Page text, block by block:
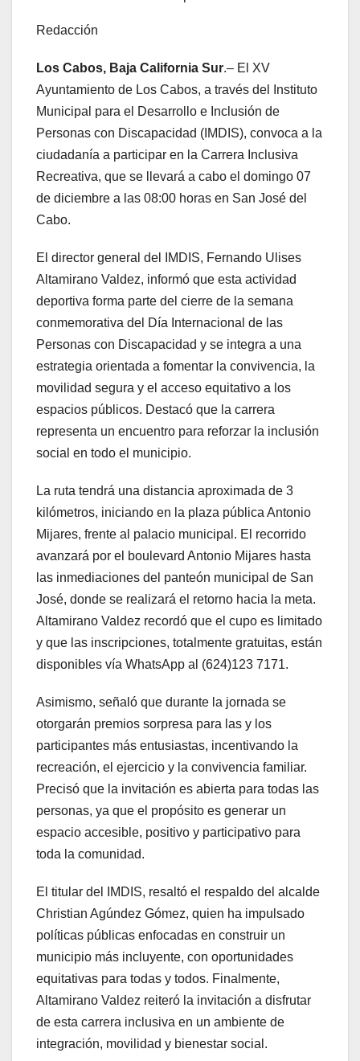
Redacción
Los Cabos, Baja California Sur.– El XV
Ayuntamiento de Los Cabos, a través del Instituto
Municipal para el Desarrollo e Inclusión de
Personas con Discapacidad (IMDIS), convoca a la
ciudadanía a participar en la Carrera Inclusiva
Recreativa, que se llevará a cabo el domingo 07
de diciembre a las 08:00 horas en San José del
Cabo.
El director general del IMDIS, Fernando Ulises
Altamirano Valdez, informó que esta actividad
deportiva forma parte del cierre de la semana
conmemorativa del Día Internacional de las
Personas con Discapacidad y se integra a una
estrategia orientada a fomentar la convivencia, la
movilidad segura y el acceso equitativo a los
espacios públicos. Destacó que la carrera
representa un encuentro para reforzar la inclusión
social en todo el municipio.
La ruta tendrá una distancia aproximada de 3
kilómetros, iniciando en la plaza pública Antonio
Mijares, frente al palacio municipal. El recorrido
avanzará por el boulevard Antonio Mijares hasta
las inmediaciones del panteón municipal de San
José, donde se realizará el retorno hacia la meta.
Altamirano Valdez recordó que el cupo es limitado
y que las inscripciones, totalmente gratuitas, están
disponibles vía WhatsApp al (624)123 7171.
Asimismo, señaló que durante la jornada se
otorgarán premios sorpresa para las y los
participantes más entusiastas, incentivando la
recreación, el ejercicio y la convivencia familiar.
Precisó que la invitación es abierta para todas las
personas, ya que el propósito es generar un
espacio accesible, positivo y participativo para
toda la comunidad.
El titular del IMDIS, resaltó el respaldo del alcalde
Christian Agúndez Gómez, quien ha impulsado
políticas públicas enfocadas en construir un
municipio más incluyente, con oportunidades
equitativas para todas y todos. Finalmente,
Altamirano Valdez reiteró la invitación a disfrutar
de esta carrera inclusiva en un ambiente de
integración, movilidad y bienestar social.